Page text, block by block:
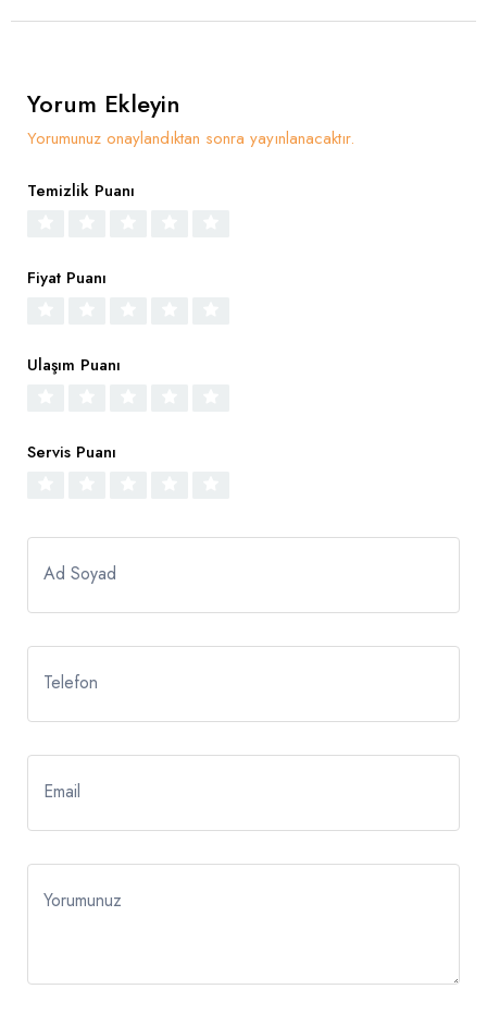
Yorum Ekleyin
Yorumunuz onaylandıktan sonra yayınlanacaktır.
Temizlik Puanı
Fiyat Puanı
Ulaşım Puanı
Servis Puanı
Ad Soyad
Telefon
Email
Yorumunuz